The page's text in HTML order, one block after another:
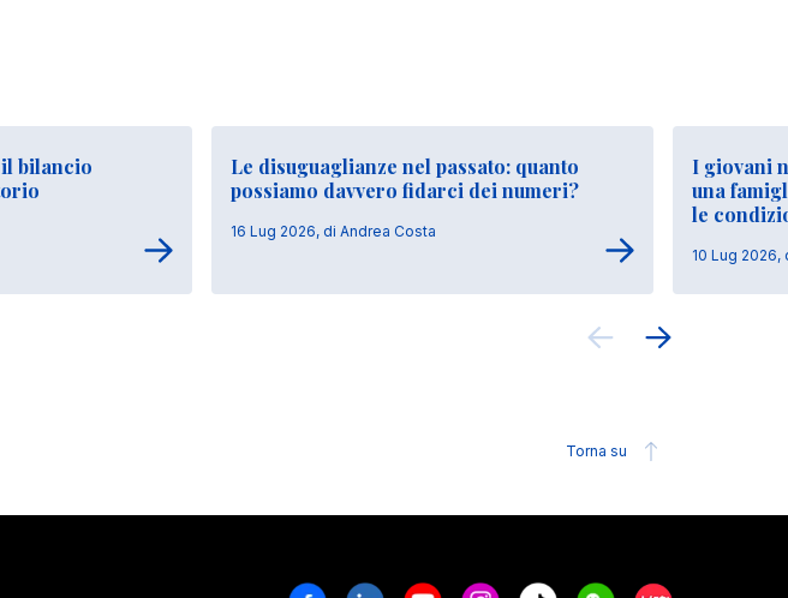
bilancio
Le disuguaglianze nel passato: quanto
possiamo davvero fidarci dei numeri?
16 Lug 2026, di Andrea Costa
I giovani
una
le
10 Lug 2026,
Torna su